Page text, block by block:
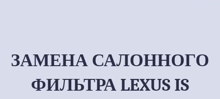
ЗАМЕНА САЛОННОГО
ФИЛЬТРА LEXUS IS